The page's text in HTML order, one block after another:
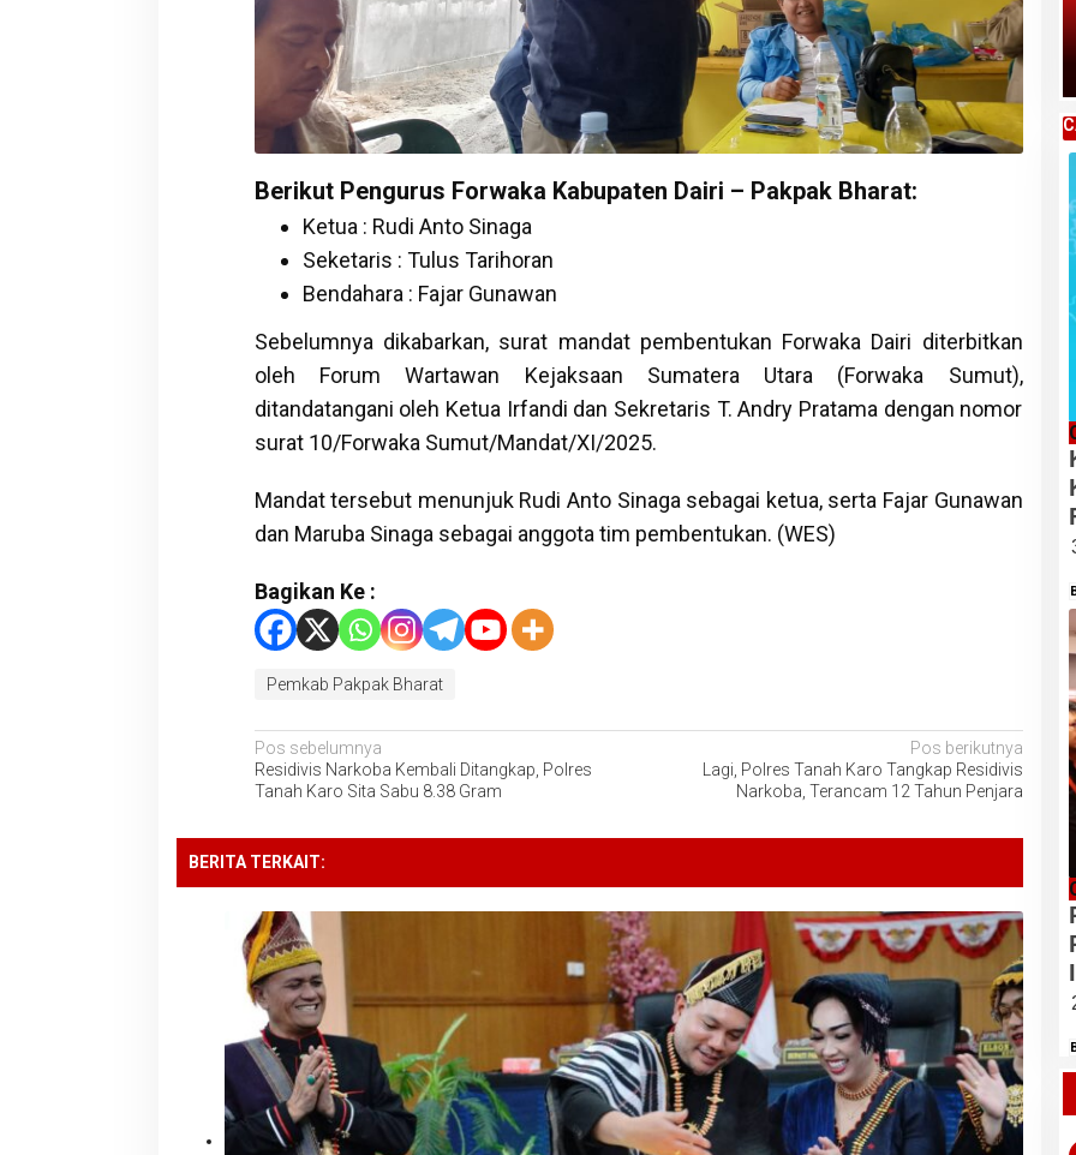
Berikut Pengurus Forwaka Kabupaten Dairi – Pakpak Bharat:
Ketua : Rudi Anto Sinaga
Seketaris : Tulus Tarihoran
Bendahara : Fajar Gunawan
Sebelumnya dikabarkan, surat mandat pembentukan Forwaka Dairi diterbitkan
oleh Forum Wartawan Kejaksaan Sumatera Utara (Forwaka Sumut),
ditandatangani oleh Ketua Irfandi dan Sekretaris T. Andry Pratama dengan nomor
surat 10/Forwaka Sumut/Mandat/XI/2025.
Mandat tersebut menunjuk Rudi Anto Sinaga sebagai ketua, serta Fajar Gunawan
dan Maruba Sinaga sebagai anggota tim pembentukan. (WES)
Bagikan Ke :
Pemkab Pakpak Bharat
Navigasi
pos
Pos sebelumnya
Residivis Narkoba Kembali Ditangkap, Polres
Tanah Karo Sita Sabu 8.38 Gram
Pos berikutnya
Lagi, Polres Tanah Karo Tangkap Residivis
Narkoba, Terancam 12 Tahun Penjara
BERITA TERKAIT:
Daftar Harga Komoditas Pertanian
Kabupaten Karo, Jumat 07 Agustus
2026